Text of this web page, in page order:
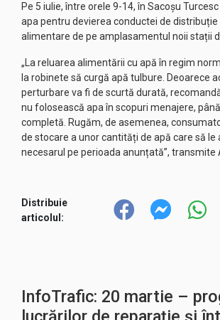
Pe 5 iulie, între orele 9-14, în Sacoșu
apa pentru devierea conductei de distribuție
alimentare de pe amplasamentul noii stații
„La reluarea alimentării cu apă în regim
la robinete să curgă apă tulbure. Deoarece
perturbare va fi de scurtă durată,
nu folosească apa în scopuri menajere,
completă. Rugăm, de asemenea,
de stocare a unor cantități de apă care să le
necesarul pe perioada anunțată”, transmite
Distribuie
articolul:
InfoTrafic: 20 martie –